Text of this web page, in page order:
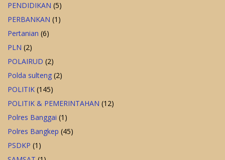
PENDIDIKAN (5)
PERBANKAN (1)
Pertanian (6)
PLN (2)
POLAIRUD (2)
Polda sulteng (2)
POLITIK (145)
POLITIK & PEMERINTAHAN (12)
Polres Banggai (1)
Polres Bangkep (45)
PSDKP (1)